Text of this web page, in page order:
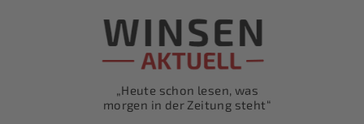
„Heute schon lesen, was
morgen in der Zeitung steht“